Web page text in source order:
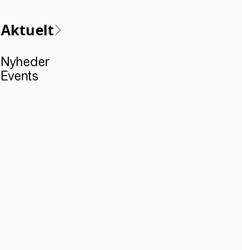
Aktuelt
Nyheder
Events